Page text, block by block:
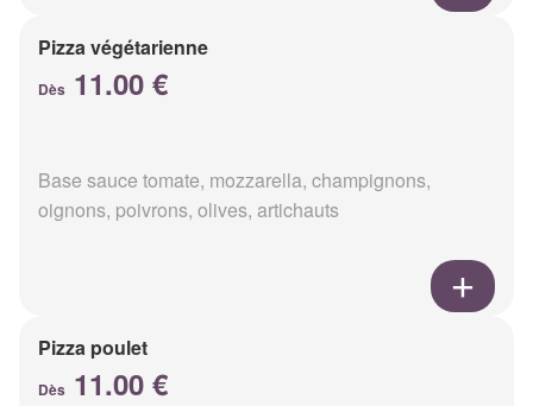
Pizza végétarienne
Dès 11.00 €
Base sauce tomate, mozzarella, champignons,
oignons, poivrons, olives, artichauts
Pizza poulet
Dès 11.00 €